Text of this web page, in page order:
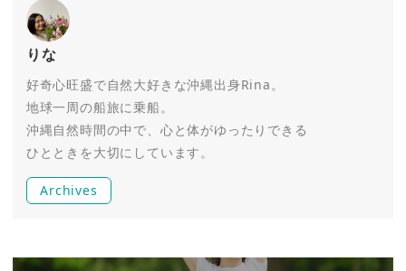
りな
好奇心旺盛で自然大好きな沖縄出身Rina。
地球一周の船旅に乗船。
沖縄自然時間の中で、心と体がゆったりできる
ひとときを大切にしています。
Archives